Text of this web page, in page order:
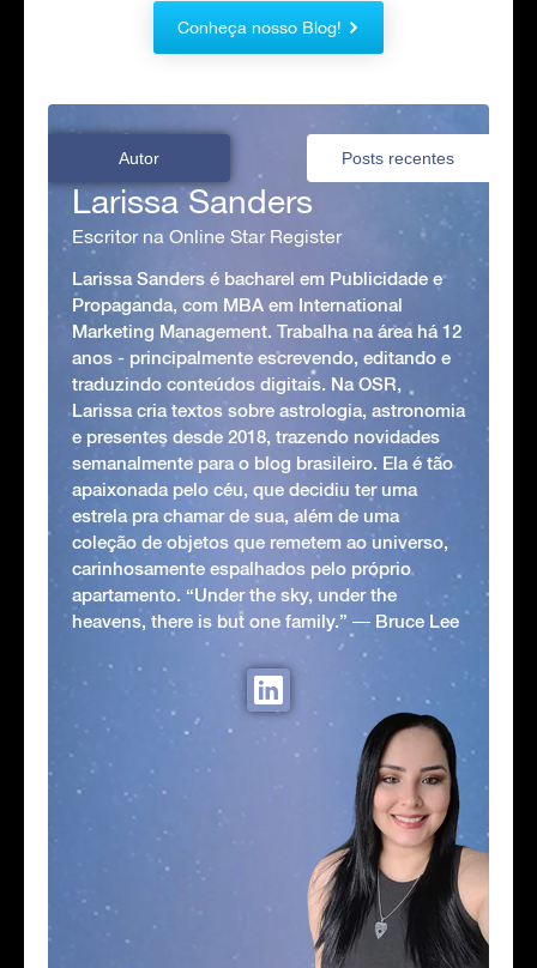
Conheça nosso Blog!
Autor Posts recentes
Larissa Sanders
Escritor na Online Star Register
Larissa Sanders é bacharel em Publicidade e
Propaganda, com MBA em International
Marketing Management. Trabalha na área há 12
anos - principalmente escrevendo, editando e
traduzindo conteúdos digitais. Na OSR,
Larissa cria textos sobre astrologia, astronomia
e presentes desde 2018, trazendo novidades
semanalmente para o blog brasileiro. Ela é tão
apaixonada pelo céu, que decidiu ter uma
estrela pra chamar de sua, além de uma
coleção de objetos que remetem ao universo,
carinhosamente espalhados pelo próprio
apartamento. “Under the sky, under the
heavens, there is but one family.” ― Bruce Lee